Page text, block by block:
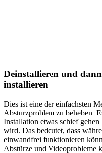
Deinstallieren und
installieren
Dies ist eine der einfachsten
Absturzproblem zu beheben.
Installation etwas schief
wird. Das bedeutet, dass
einwandfrei funktionieren
Abstürze und Videoprobleme